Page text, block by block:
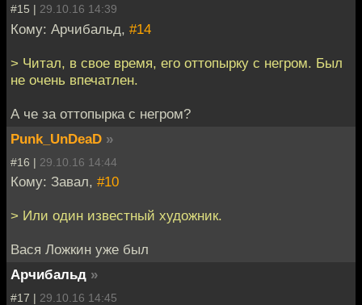
#15 | 29.10.16 14:39
Кому: Арчибальд, #14
> Читал, в свое время, его оттопырку с негром. Был
не очень впечатлен.
А че за оттопырка с негром?
Punk_UnDeaD »
#16 | 29.10.16 14:44
Кому: Завал, #10
> Или один известный художник.
Вася Ложкин уже был
Арчибальд »
#17 | 29.10.16 14:45